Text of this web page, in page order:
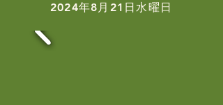
2024年8月21日水曜日